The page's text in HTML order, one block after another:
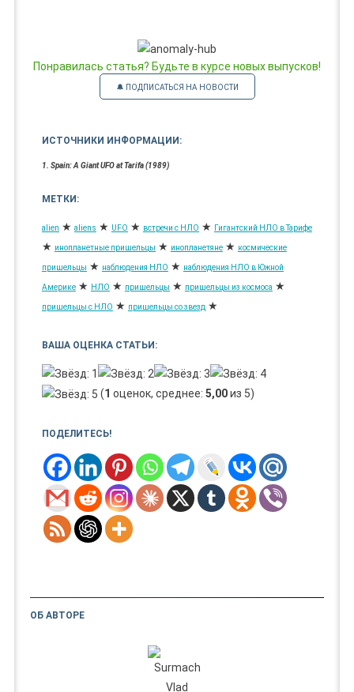
Понравилась статья? Будьте в курсе новых выпусков!
🔔 ПОДПИСАТЬСЯ НА НОВОСТИ
ИСТОЧНИКИ ИНФОРМАЦИИ:
1. Spain: A Giant UFO at Tarifa (1989)
МЕТКИ:
alien ★ aliens ★ UFO ★ встречи с НЛО ★ Гигантский НЛО в Тарифе
★ инопланетные пришельцы ★ инопланетяне ★ космические
пришельцы ★ наблюдения НЛО ★ наблюдения НЛО в Южной
Америке ★ НЛО ★ пришельцы ★ пришельцы из космоса ★
пришельцы с НЛО ★ пришельцы со звезд ★
ВАША ОЦЕНКА СТАТЬИ:
(1 оценок, среднее: 5,00из 5)
ПОДЕЛИТЕСЬ!
ОБ АВТОРЕ